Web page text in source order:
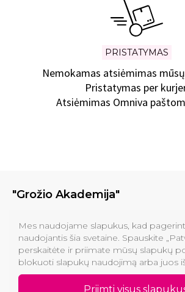
PRISTATYMAS
Nemokamas atsiėmimas
Pristatymas per
Atsiėmimas Omniva
"Grožio Akademija"
Klinikos
Informacija pirkėjams
Mes naudojame slapukus, kad
naudojantis šia svetaine. Spauskite
perskaitėte ir priimate mūsų slapukų
blokuoti slapukų naudojimą arba juos
Priimti visus